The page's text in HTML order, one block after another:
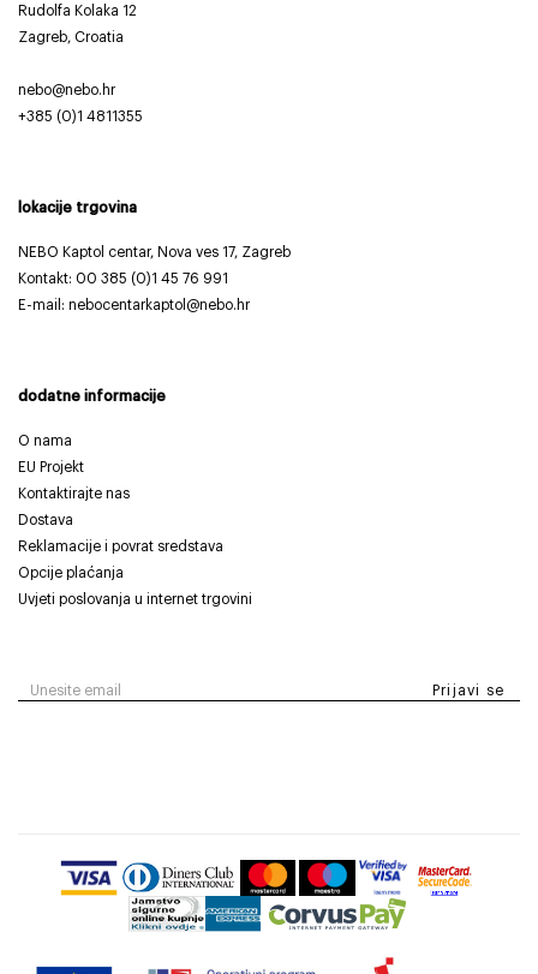
Rudolfa Kolaka 12
Zagreb, Croatia
nebo@nebo.hr
+385 (0)1 4811355
lokacije trgovina
NEBO Kaptol centar, Nova ves 17, Zagreb
Kontakt: 00 385 (0)1 45 76 991
E-mail: nebocentarkaptol@nebo.hr
dodatne informacije
O nama
EU Projekt
Kontaktirajte nas
Dostava
Reklamacije i povrat sredstava
Opcije plaćanja
Uvjeti poslovanja u internet trgovini
Prijavi se